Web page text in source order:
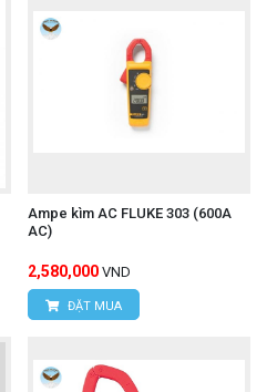
Ampe kìm AC FLUKE 303 (600A
AC)
2,580,000 VND
ĐẶT MUA